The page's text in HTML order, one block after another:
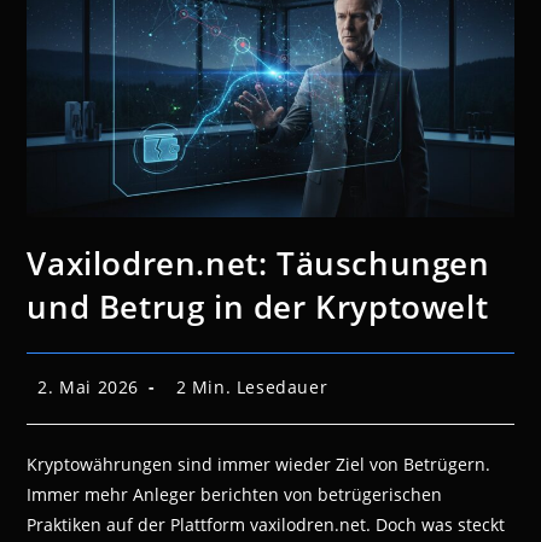
Vaxilodren.net: Täuschungen
und Betrug in der Kryptowelt
Beitrag
2. Mai 2026 Lesedauer:
2 Min. Lesedauer
Kryptowährungen sind immer wieder Ziel von Betrügern.
Immer mehr Anleger berichten von betrügerischen
Praktiken auf der Plattform vaxilodren.net. Doch was steckt